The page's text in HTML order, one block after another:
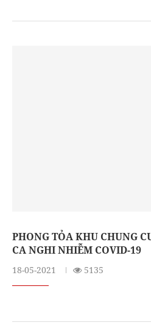
PHONG TỎA KHU CHUNG
CA NGHI NHIỄM COVID-19
18-05-2021 5135